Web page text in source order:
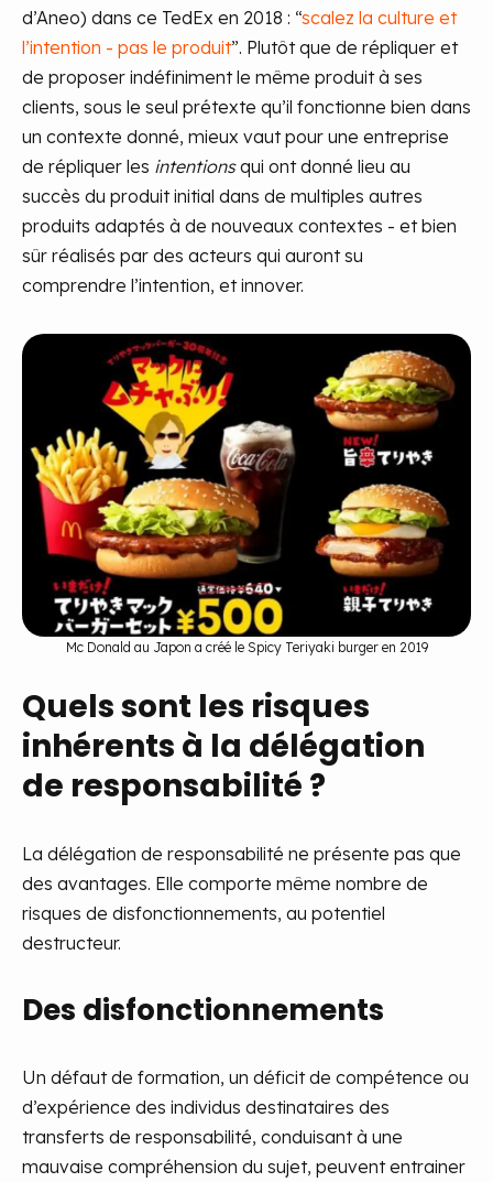
d’Aneo) dans ce TedEx en 2018 : “scalez la culture et
l’intention - pas le produit”. Plutôt que de répliquer et
de proposer indéfiniment le même produit à ses
clients, sous le seul prétexte qu’il fonctionne bien dans
un contexte donné, mieux vaut pour une entreprise
de répliquer les intentionsqui ont donné lieu au
succès du produit initial dans de multiples autres
produits adaptés à de nouveaux contextes - et bien
sûr réalisés par des acteurs qui auront su
comprendre l’intention, et innover.
Mc Donald au Japon a créé le Spicy Teriyaki burger en 2019
Quels sont les risques
inhérents à la délégation
de responsabilité ?
La délégation de responsabilité ne présente pas que
des avantages. Elle comporte même nombre de
risques de disfonctionnements, au potentiel
destructeur.
Des disfonctionnements
Un défaut de formation, un déficit de compétence ou
d’expérience des individus destinataires des
transferts de responsabilité, conduisant à une
mauvaise compréhension du sujet, peuvent entrainer